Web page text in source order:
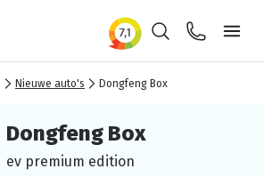
ZoekenContact
Nieuwe auto's Dongfeng Box
Dongfeng Box
ev premium edition